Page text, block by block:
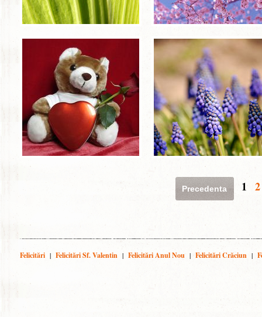
Precedenta 1 2
Felicitări | Felicitări Sf. Valentin | Felicitări Anul Nou | Felicitări Crăciun |